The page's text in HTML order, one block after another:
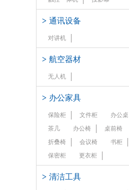
> 通讯设备
对讲机
> 航空器材
无人机
> 办公家具
保险柜 文件柜
办公桌
茶几
办公椅
桌前椅
折叠椅
会议椅
书柜
保密柜
更衣柜
> 清洁工具